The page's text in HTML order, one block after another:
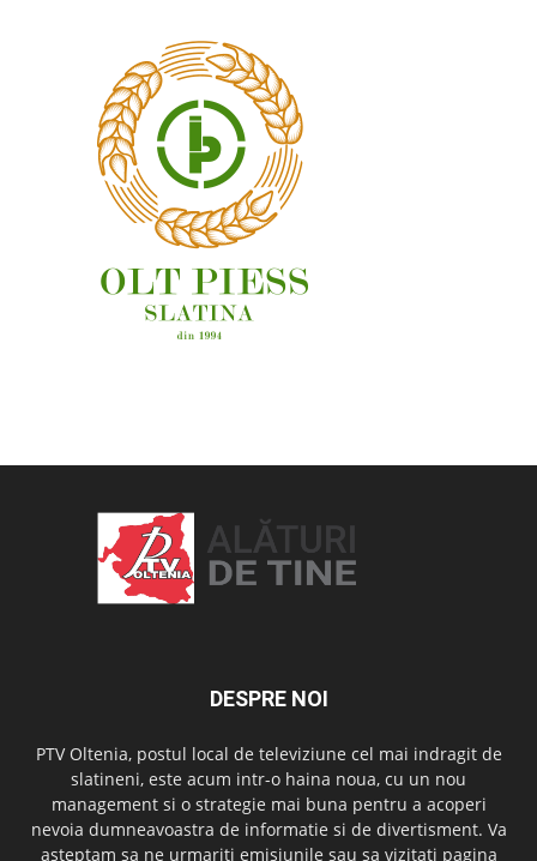
DESPRE NOI
PTV Oltenia, postul local de televiziune cel mai indragit de
slatineni, este acum intr-o haina noua, cu un nou
management si o strategie mai buna pentru a acoperi
nevoia dumneavoastra de informatie si de divertisment. Va
asteptam sa ne urmariti emisiunile sau sa vizitati pagina